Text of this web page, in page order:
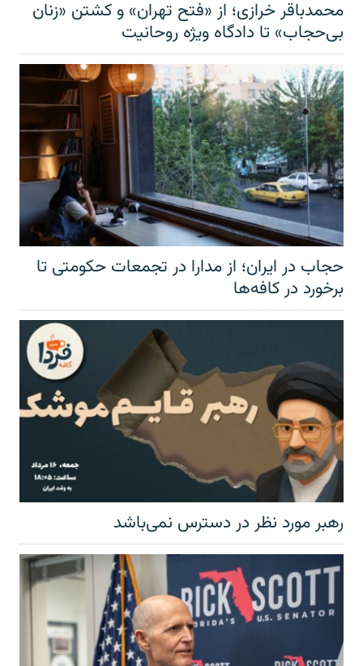
محمدباقر خرازی؛ از «فتح تهران» و کشتن «زنان
بی‌حجاب» تا دادگاه ویژه روحانیت
حجاب در ایران؛ از مدارا در تجمعات حکومتی تا
برخورد در کافه‌ها
رهبر مورد نظر در دسترس نمی‌باشد